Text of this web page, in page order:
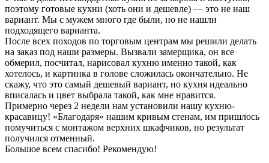
поэтому готовые кухни (хоть они и дешевле) — это не наш
вариант. Мы с мужем много где были, но не нашли
подходящего варианта.
После всех походов по торговым центрам мы решили делать
на заказ под наши размеры. Вызвали замерщика, он все
обмерил, посчитал, нарисовал кухню именно такой, как
хотелось, и картинка в голове сложилась окончательно. Не
скажу, что это самый дешевый вариант, но кухня идеально
вписалась и цвет выбрала такой, как мне нравится.
Примерно через 2 недели нам установили нашу кухню-
красавицу! «Благодаря» нашим кривым стенам, им пришлось
помучиться с монтажом верхних шкафчиков, но результат
получился отменный.
Большое всем спасибо! Рекомендую!